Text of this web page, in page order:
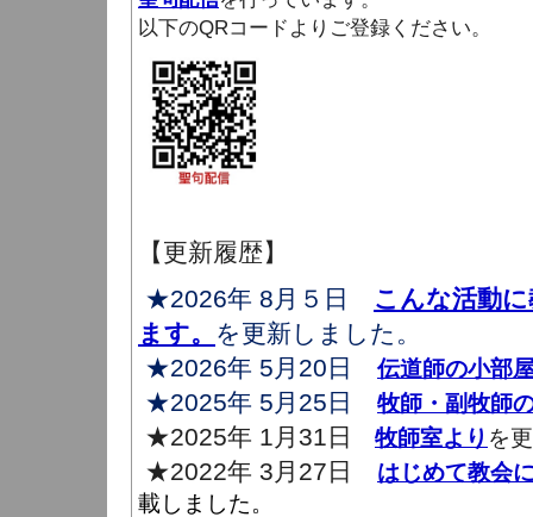
以下のQRコードよりご登録ください。
【更新履歴】
★2026年 8月５日 こんな活動
ます。 を更新しました。
★2026年 5月20日 伝道師の小部
★2025年 5月25日 牧師・副牧師
★2025年 1月31日 牧師室より を
★2022年 3月27日
はじめて教会
載しました。